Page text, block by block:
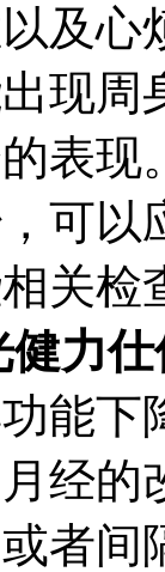
及
现周
表
可
关检
健力
能下
经的
者间